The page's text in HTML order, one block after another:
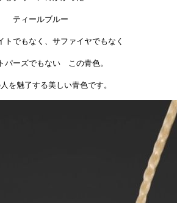
ティールブルー
トでもなく、サファイヤでもなく
パーズでもない この青色。
を魅了する美しい青色です。